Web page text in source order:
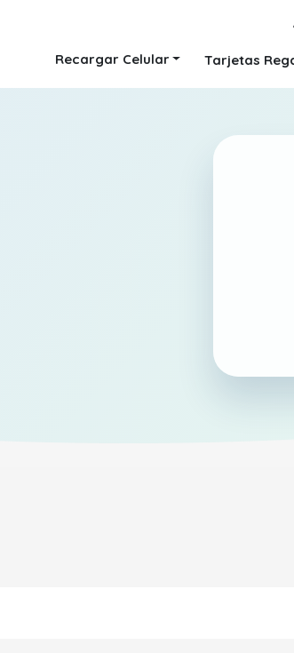
Recargar Celular Tarjetas